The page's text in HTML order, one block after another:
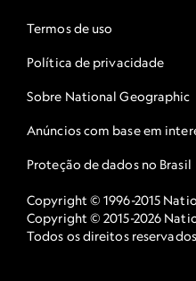
Termos de uso
Política de privacidade
Sobre National Geographic
Anúncios com base em
Proteção de dados no Brasil
Copyright © 1996-2015
Copyright © 2015-2026
Todos os direitos reservados